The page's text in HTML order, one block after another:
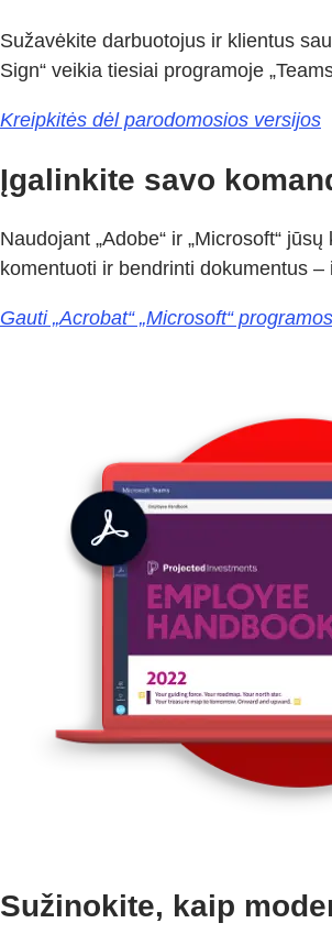
Sužavėkite darbuotojus ir klientus
Sign“ veikia tiesiai programoje
Kreipkitės dėl parodomosios versijos
Įgalinkite savo
Naudojant „Adobe“ ir „Microsoft“
komentuoti ir bendrinti dokumentus –
Gauti „Acrobat“ „Microsoft“
Sužinokite, kaip